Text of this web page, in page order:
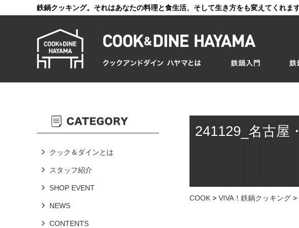
鉄鍋クッキング。それはあなたの料理と食生活、そして生き方をも変えてくれます
241129_名古屋
COOK > VIVA！鉄鍋クッキング >
クック＆ダインとは
スタッフ紹介
SHOP EVENT
NEWS
CONTENTS